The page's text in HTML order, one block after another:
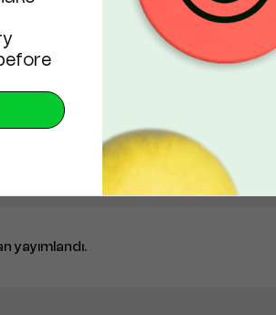
Haziran 2024
Haberler
yayımlandı.